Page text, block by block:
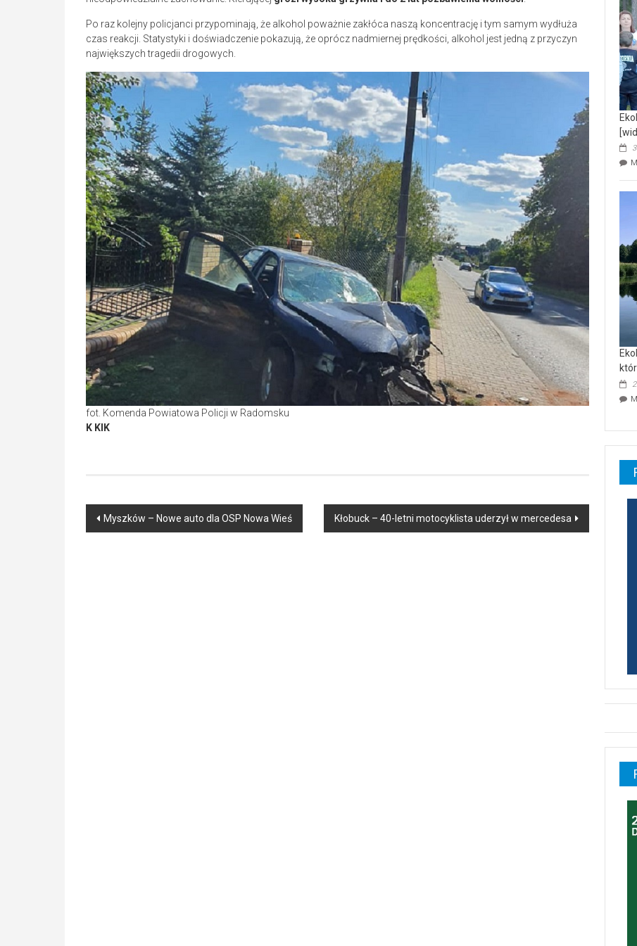
Po raz kolejny policjanci przypominają, że alkohol poważnie zakłóca naszą koncentrację i tym samym wydłuża
czas reakcji. Statystyki i doświadczenie pokazują, że oprócz nadmiernej prędkości, alkohol jest jedną z przyczyn
największych tragedii drogowych.
fot. Komenda Powiatowa Policji w Radomsku
K KIK
Post
Myszków – Nowe auto dla OSP Nowa Wieś Kłobuck – 40-letni motocyklista uderzył w mercedesa